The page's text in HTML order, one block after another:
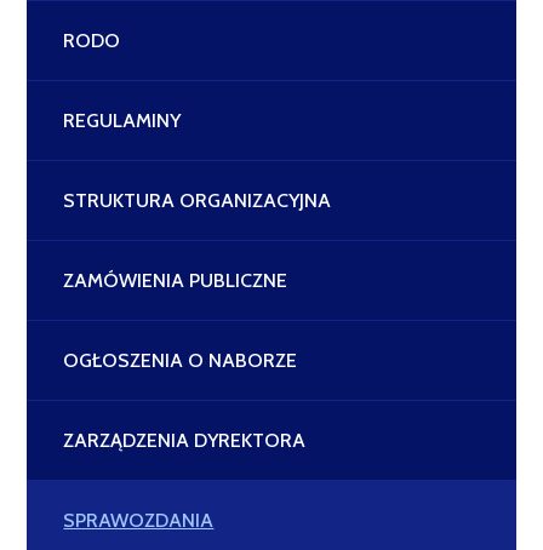
RODO
REGULAMINY
STRUKTURA ORGANIZACYJNA
ZAMÓWIENIA PUBLICZNE
OGŁOSZENIA O NABORZE
ZARZĄDZENIA DYREKTORA
SPRAWOZDANIA